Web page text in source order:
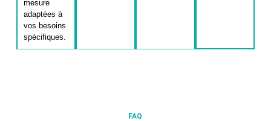
mesure
adaptées à
vos besoins
spécifiques.
FAQ